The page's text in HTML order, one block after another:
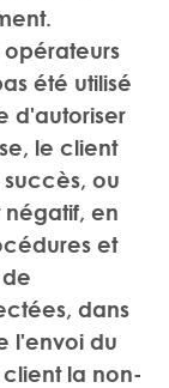
opérateurs
été utilisé
d'autoriser
le client
ou
en
et
dans
l'envoi du
la non-